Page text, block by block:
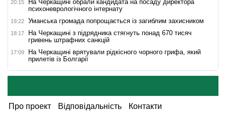
20:15
На Черкащині обрали кандидата на посаду директора
психоневрологічного інтернату
19:22 Уманська громада попрощається із загиблим захисником
18:17
На Черкащині з підрядника стягнуть понад 670 тисяч
гривень штрафних санкцій
17:09
На Черкащині врятували рідкісного чорного грифа, який
прилетів із Болгарії
Про проект Відповідальність Контакти